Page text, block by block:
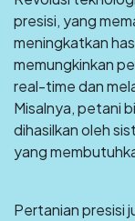
presisi, yang
meningkatkan
memungkinkan
real-time dan
Misalnya, petani
dihasilkan oleh
yang
Pertanian presisi